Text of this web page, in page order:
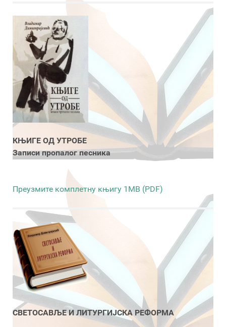
КЊИГЕ ОД УТРОБЕ
Записи пропалог песника
Преузмите комплетну књигу 1MB (PDF)
СВЕТОСАВЉЕ И ЛИТУРГИЈСКА РЕФОРМА